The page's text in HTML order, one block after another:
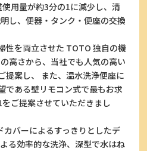
用量が約3分の1に減少し、清
し、便器・タンク・便座の交換
性を両立させた TOTO 独自の機
高さから、当社でも人気の高い
提案し、 また、温水洗浄便座に
である壁リモコン式で最もお求
ご提案させていただきまし
カバーによるすっきりとしたデ
る効率的な洗浄、深型で水はね